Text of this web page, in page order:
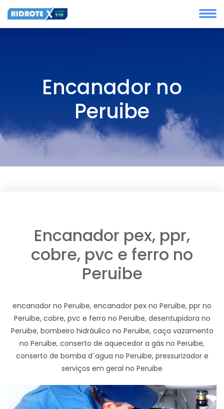
Encanador no
Peruibe
Encanador pex, ppr,
cobre, pvc e ferro no
Peruibe
encanador no Peruibe, encanador pex no Peruibe, ppr no
Peruibe, cobre, pvc e ferro no Peruibe, desentupidora no
Peruibe, bombeiro hidráulico no Peruibe, caça vazamento
no Peruibe, conserto de aquecedor a gás no Peruibe,
conserto de bomba d´agua no Peruibe, pressurizador e
serviços em geral no Peruibe